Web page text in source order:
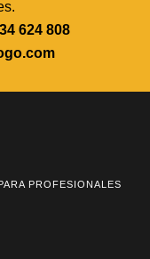
624 808
PROFESIONALES